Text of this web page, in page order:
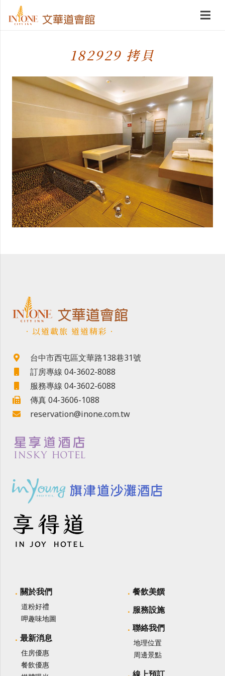
182929 拷貝
．以道載旅 道道精彩．
台中市西屯區文華路138巷31號
訂房專線 04-3602-8088
服務專線 04-3602-6088
傳真 04-3606-1088
reservation@inone.com.tw
關於我們
道粉好禮
呷趣味地圖
最新消息
住房優惠
餐飲優惠
餐飲美饌
服務設施
聯絡我們
地理位置
周邊景點